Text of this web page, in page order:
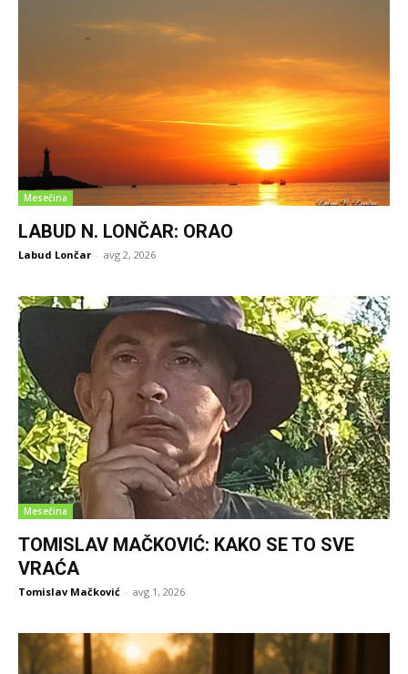
Mesečina
LABUD N. LONČAR: ORAO
Labud Lončar - avg 2, 2026
Mesečina
TOMISLAV MAČKOVIĆ: KAKO SE TO SVE
VRAĆA
Tomislav Mačković - avg 1, 2026